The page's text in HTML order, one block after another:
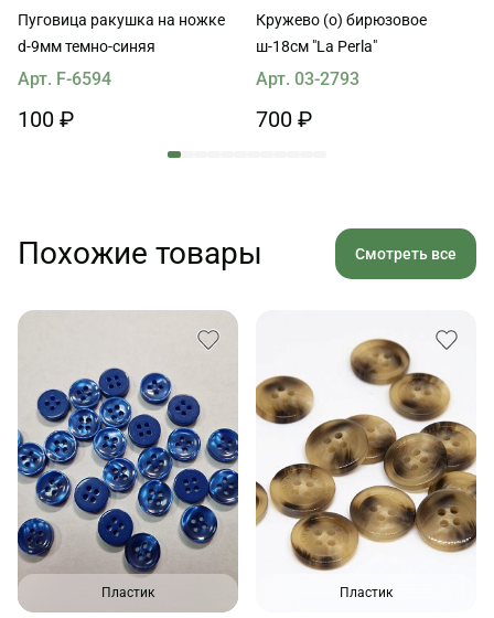
Пуговица ракушка на ножке
d-9мм темно-синяя
Арт. F-6594
100 ₽
Кружево (о) бирюзовое
ш-18см "La Perla"
Арт. 03-2793
700 ₽
Похожие товары Смотреть все
Пластик Пластик